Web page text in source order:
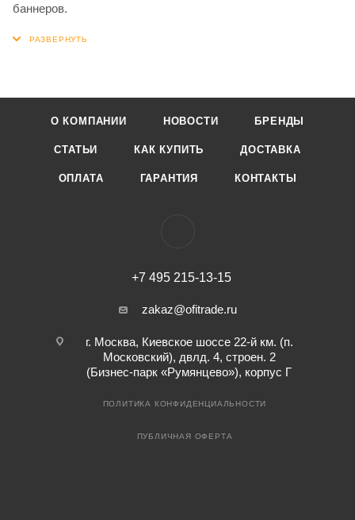
баннеров.
О КОМПАНИИ НОВОСТИ БРЕНДЫ
СТАТЬИ КАК КУПИТЬ ДОСТАВКА
ОПЛАТА ГАРАНТИЯ КОНТАКТЫ
+7 495 215-13-15
zakaz@ofitrade.ru
г. Москва, Киевское шоссе 22-й км. (п.
Московский), двлд. 4, строен. 2
(Бизнес-парк «Румянцево»), корпус Г
ПОЛИТИКА КОНФИДЕНЦИАЛЬНОСТИ
ПУБЛИЧНАЯ ОФЕРТА